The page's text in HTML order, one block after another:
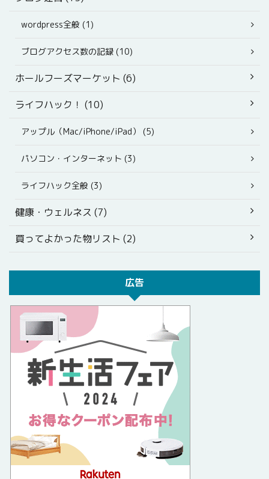
wordpress全般 (1)
ブログアクセス数の記録 (10)
ホールフーズマーケット (6)
ライフハック！ (10)
アップル（Mac/iPhone/iPad） (5)
パソコン・インターネット (3)
ライフハック全般 (3)
健康・ウェルネス (7)
買ってよかった物リスト (2)
広告